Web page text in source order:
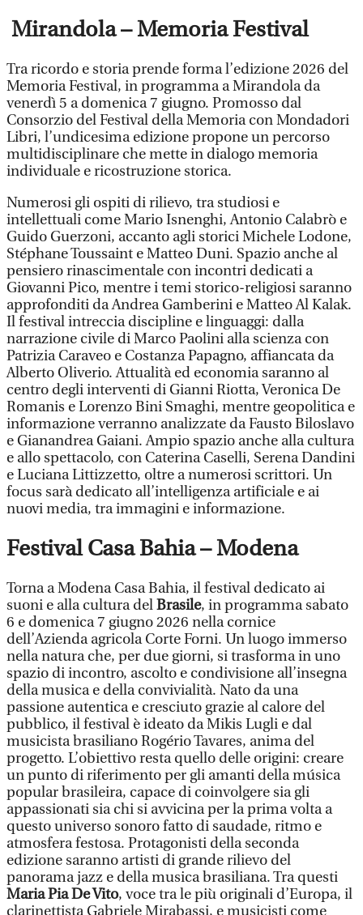
Mirandola – Memoria Festival
Tra ricordo e storia prende forma l’edizione 2026 del
Memoria Festival, in programma a Mirandola da
venerdì 5 a domenica 7 giugno. Promosso dal
Consorzio del Festival della Memoria con Mondadori
Libri, l’undicesima edizione propone un percorso
multidisciplinare che mette in dialogo memoria
individuale e ricostruzione storica.
Numerosi gli ospiti di rilievo, tra studiosi e
intellettuali come Mario Isnenghi, Antonio Calabrò e
Guido Guerzoni, accanto agli storici Michele Lodone,
Stéphane Toussaint e Matteo Duni. Spazio anche al
pensiero rinascimentale con incontri dedicati a
Giovanni Pico, mentre i temi storico-religiosi saranno
approfonditi da Andrea Gamberini e Matteo Al Kalak.
Il festival intreccia discipline e linguaggi: dalla
narrazione civile di Marco Paolini alla scienza con
Patrizia Caraveo e Costanza Papagno, affiancata da
Alberto Oliverio. Attualità ed economia saranno al
centro degli interventi di Gianni Riotta, Veronica De
Romanis e Lorenzo Bini Smaghi, mentre geopolitica e
informazione verranno analizzate da Fausto Biloslavo
e Gianandrea Gaiani. Ampio spazio anche alla cultura
e allo spettacolo, con Caterina Caselli, Serena Dandini
e Luciana Littizzetto, oltre a numerosi scrittori. Un
focus sarà dedicato all’intelligenza artificiale e ai
nuovi media, tra immagini e informazione.
Festival Casa Bahia – Modena
Torna a Modena Casa Bahia, il festival dedicato ai
suoni e alla cultura delBrasile, in programma sabato
6 e domenica 7 giugno 2026 nella cornice
dell’Azienda agricola Corte Forni. Un luogo immerso
nella natura che, per due giorni, si trasforma in uno
spazio di incontro, ascolto e condivisione all’insegna
della musica e della convivialità. Nato da una
passione autentica e cresciuto grazie al calore del
pubblico, il festival è ideato da Mikis Lugli e dal
musicista brasiliano Rogério Tavares, anima del
progetto. L’obiettivo resta quello delle origini: creare
un punto di riferimento per gli amanti della música
popular brasileira, capace di coinvolgere sia gli
appassionati sia chi si avvicina per la prima volta a
questo universo sonoro fatto di saudade, ritmo e
atmosfera festosa. Protagonisti della seconda
edizione saranno artisti di grande rilievo del
panorama jazz e della musica brasiliana. Tra questi
Maria Pia De Vito, voce tra le più originali d’Europa, il
clarinettista Gabriele Mirabassi, e musicisti come